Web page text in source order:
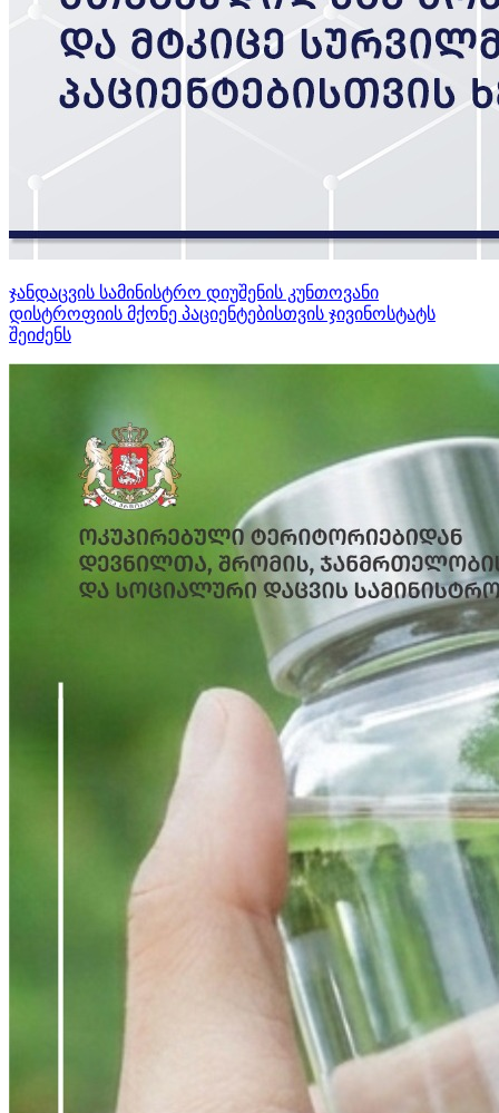
ჯანდაცვის სამინისტრო დიუშენის კუნთოვანი
დისტროფიის მქონე პაციენტებისთვის ჯივინოსტატს
შეიძენს